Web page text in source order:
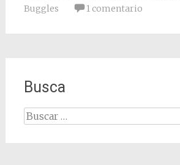
Buggles
1 comentario
Busca
Buscar: